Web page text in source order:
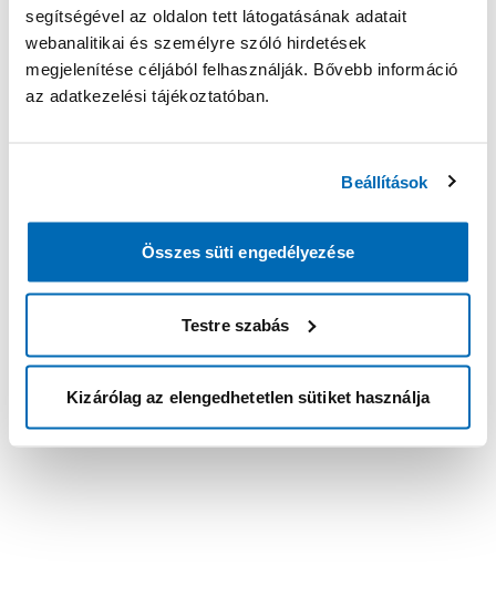
segítségével az oldalon tett látogatásának adatait
webanalitikai és személyre szóló hirdetések
megjelenítése céljából felhasználják. Bővebb információ
az adatkezelési tájékoztatóban.
Beállítások
Összes süti engedélyezése
Testre szabás
Kizárólag az elengedhetetlen sütiket használja